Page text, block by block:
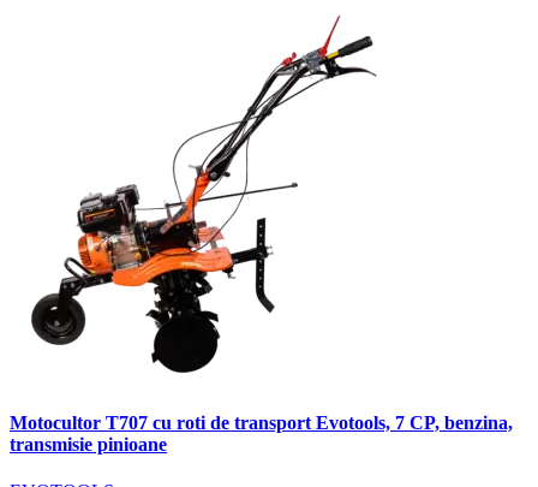
Motocultor T707 cu roti de transport Evotools, 7 CP, benzina,
transmisie pinioane